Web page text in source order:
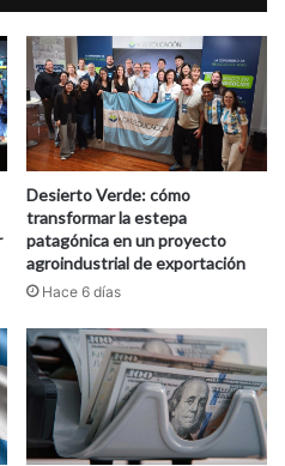
Desierto Verde: cómo
transformar la estepa
patagónica en un proyecto
agroindustrial de exportación
Hace 6 días